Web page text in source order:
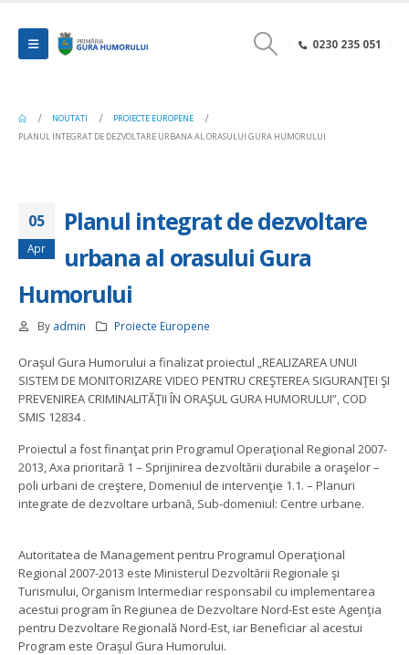
0230 235 051
NOUTATI
PROIECTE EUROPENE
PLANUL INTEGRAT DE DEZVOLTARE URBANA AL ORASULUI GURA HUMORULUI
05
Apr
Planul integrat de dezvoltare
urbana al orasului Gura
Humorului
By admin Proiecte Europene
Oraşul Gura Humorului a finalizat proiectul „REALIZAREA UNUI
SISTEM DE MONITORIZARE VIDEO PENTRU CREŞTEREA SIGURANŢEI ŞI
PREVENIREA CRIMINALITĂŢII ÎN ORAŞUL GURA HUMORULUI”, COD
SMIS 12834 .
Proiectul a fost finanţat prin Programul Operaţional Regional 2007-
2013, Axa prioritară 1 – Sprijinirea dezvoltării durabile a oraşelor –
poli urbani de creştere, Domeniul de intervenţie 1.1. – Planuri
integrate de dezvoltare urbană, Sub-domeniul: Centre urbane.
Autoritatea de Management pentru Programul Operaţional
Regional 2007-2013 este Ministerul Dezvoltării Regionale şi
Turismului, Organism Intermediar responsabil cu implementarea
acestui program în Regiunea de Dezvoltare Nord-Est este Agenţia
pentru Dezvoltare Regională Nord-Est, iar Beneficiar al acestui
Program este Oraşul Gura Humorului.